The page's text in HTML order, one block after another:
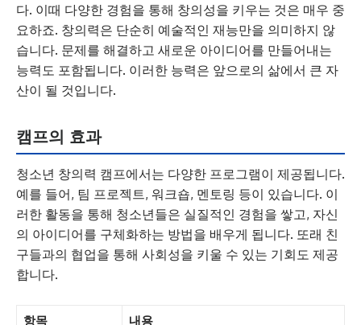
다. 이때 다양한 경험을 통해 창의성을 키우는 것은 매우 중
요하죠. 창의력은 단순히 예술적인 재능만을 의미하지 않
습니다. 문제를 해결하고 새로운 아이디어를 만들어내는
능력도 포함됩니다. 이러한 능력은 앞으로의 삶에서 큰 자
산이 될 것입니다.
캠프의 효과
청소년 창의력 캠프에서는 다양한 프로그램이 제공됩니다.
예를 들어, 팀 프로젝트, 워크숍, 멘토링 등이 있습니다. 이
러한 활동을 통해 청소년들은 실질적인 경험을 쌓고, 자신
의 아이디어를 구체화하는 방법을 배우게 됩니다. 또래 친
구들과의 협업을 통해 사회성을 키울 수 있는 기회도 제공
합니다.
항목 내용